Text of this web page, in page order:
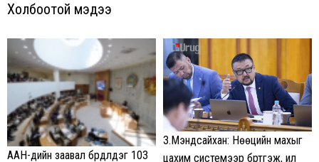
Холбоотой мэдээ
ААН-үүдийн заавал бүрдүүлдэг 103
З.Мэндсайхан: Нөөцийн махыг
цахим системээр бүртгэж, ил